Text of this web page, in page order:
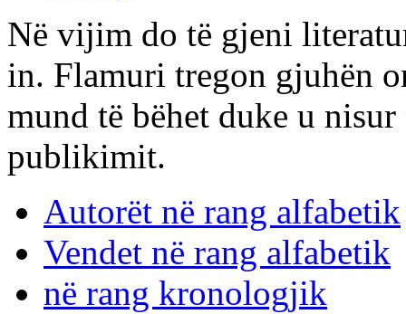
Në vijim do të gjeni
in. Flamuri tregon gjuhën
mund të bëhet duke u
publikimit.
Autorët në rang alfabetik
Vendet në rang alfabetik
në rang kronologjik